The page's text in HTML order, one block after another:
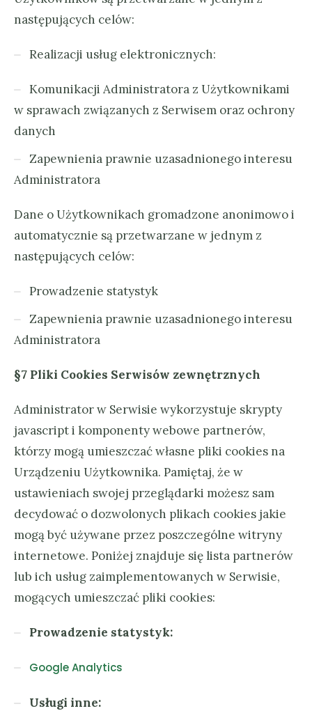
następujących celów:
Realizacji usług elektronicznych:
Komunikacji Administratora z Użytkownikami
w sprawach związanych z Serwisem oraz ochrony
danych
Zapewnienia prawnie uzasadnionego interesu
Administratora
Dane o Użytkownikach gromadzone anonimowo i
automatycznie są przetwarzane w jednym z
następujących celów:
Prowadzenie statystyk
Zapewnienia prawnie uzasadnionego interesu
Administratora
§7 Pliki Cookies Serwisów zewnętrznych
Administrator w Serwisie wykorzystuje skrypty
javascript i komponenty webowe partnerów,
którzy mogą umieszczać własne pliki cookies na
Urządzeniu Użytkownika. Pamiętaj, że w
ustawieniach swojej przeglądarki możesz sam
decydować o dozwolonych plikach cookies jakie
mogą być używane przez poszczególne witryny
internetowe. Poniżej znajduje się lista partnerów
lub ich usług zaimplementowanych w Serwisie,
mogących umieszczać pliki cookies:
Prowadzenie statystyk:
Google Analytics
Usługi inne: